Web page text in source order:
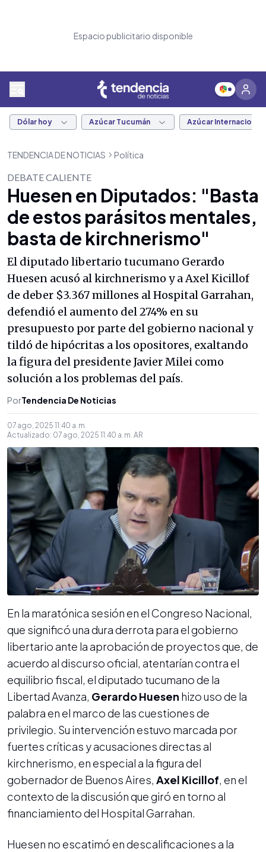
Espacio publicitario disponible
Dólar hoy Azúcar Tucumán Azúcar Internacional
TENDENCIA DE NOTICIAS Política
DEBATE CALIENTE
Huesen en Diputados: "Basta
de estos parásitos mentales,
basta de kirchnerismo"
El diputado libertario tucumano Gerardo
Huesen acusó al kirchnerismo y a Axel Kicillof
de deber $3.367 millones al Hospital Garrahan,
defendió el aumento del 274% en su
presupuesto por parte del gobierno nacional y
tildó de hipócritas a los opositores, exaltando
la figura del presidente Javier Milei como
solución a los problemas del país.
PorTendencia De Noticias
07 ago, 2025 11:40 a. m.
Actualizado: 07 ago, 2025 11:40 a. m. AR
En la maratónica sesión en el Congreso Nacional,
que significó una dura derrota para el gobierno
libertario ante la aprobación de proyectos que, de
acuerdo al discurso oficial, atentarían contra el
equilibrio fiscal, el diputado tucumano de la
Libertad Avanza, Gerardo Huesen hizo uso de la
palabra en el marco de las cuestiones de
privilegio. Su intervención estuvo marcada por
fuertes críticas y acusaciones directas al
kirchnerismo, en especial a la figura del
gobernador de Buenos Aires, Axel Kicillof, en el
contexto de la discusión que giró en torno al
financiamiento del Hospital Garrahan.
Huesen no escatimó en descalificaciones a la